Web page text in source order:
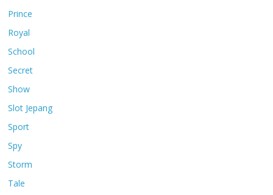
Prince
Royal
School
Secret
Show
Slot Jepang
Sport
Spy
Storm
Tale